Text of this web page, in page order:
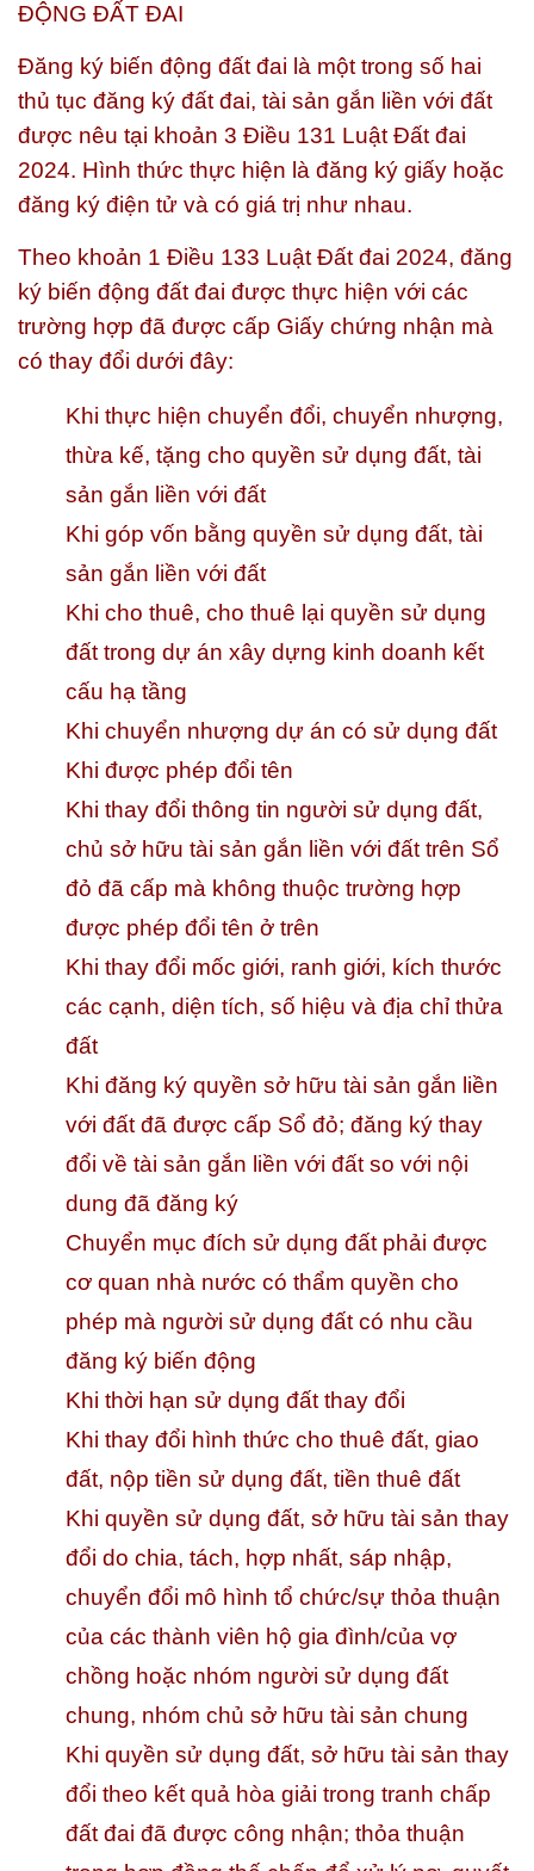
ĐỘNG ĐẤT ĐAI
Đăng ký biến động đất đai là một trong số hai
thủ tục đăng ký đất đai, tài sản gắn liền với đất
được nêu tại khoản 3 Điều 131 Luật Đất đai
2024. Hình thức thực hiện là đăng ký giấy hoặc
đăng ký điện tử và có giá trị như nhau.
Theo khoản 1 Điều 133 Luật Đất đai 2024, đăng
ký biến động đất đai được thực hiện với các
trường hợp đã được cấp Giấy chứng nhận mà
có thay đổi dưới đây:
Khi thực hiện chuyển đổi, chuyển nhượng,
thừa kế, tặng cho quyền sử dụng đất, tài
sản gắn liền với đất
Khi góp vốn bằng quyền sử dụng đất, tài
sản gắn liền với đất
Khi cho thuê, cho thuê lại quyền sử dụng
đất trong dự án xây dựng kinh doanh kết
cấu hạ tầng
Khi chuyển nhượng dự án có sử dụng đất
Khi được phép đổi tên
Khi thay đổi thông tin người sử dụng đất,
chủ sở hữu tài sản gắn liền với đất trên Sổ
đỏ đã cấp mà không thuộc trường hợp
được phép đổi tên ở trên
Khi thay đổi mốc giới, ranh giới, kích thước
các cạnh, diện tích, số hiệu và địa chỉ thửa
đất
Khi đăng ký quyền sở hữu tài sản gắn liền
với đất đã được cấp Sổ đỏ; đăng ký thay
đổi về tài sản gắn liền với đất so với nội
dung đã đăng ký
Chuyển mục đích sử dụng đất phải được
cơ quan nhà nước có thẩm quyền cho
phép mà người sử dụng đất có nhu cầu
đăng ký biến động
Khi thời hạn sử dụng đất thay đổi
Khi thay đổi hình thức cho thuê đất, giao
đất, nộp tiền sử dụng đất, tiền thuê đất
Khi quyền sử dụng đất, sở hữu tài sản thay
đổi do chia, tách, hợp nhất, sáp nhập,
chuyển đổi mô hình tổ chức/sự thỏa thuận
của các thành viên hộ gia đình/của vợ
chồng hoặc nhóm người sử dụng đất
chung, nhóm chủ sở hữu tài sản chung
Khi quyền sử dụng đất, sở hữu tài sản thay
đổi theo kết quả hòa giải trong tranh chấp
đất đai đã được công nhận; thỏa thuận